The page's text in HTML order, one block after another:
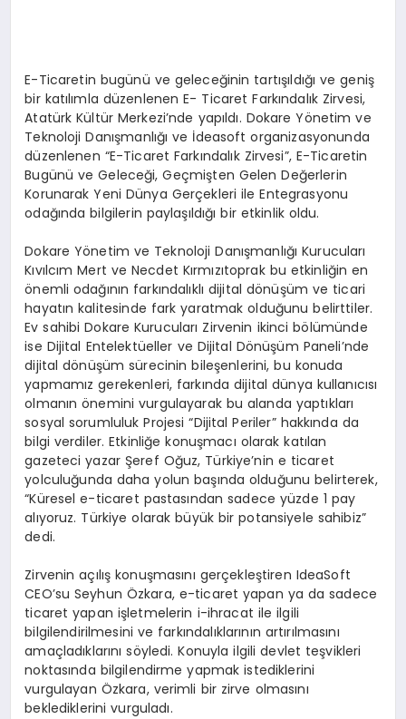
E-Ticaretin bugünü ve geleceğinin tartışıldığı ve geniş
bir katılımla düzenlenen E- Ticaret Farkındalık Zirvesi,
Atatürk Kültür Merkezi’nde yapıldı. Dokare Yönetim ve
Teknoloji Danışmanlığı ve İdeasoft organizasyonunda
düzenlenen “E-Ticaret Farkındalık Zirvesi”, E-Ticaretin
Bugünü ve Geleceği, Geçmişten Gelen Değerlerin
Korunarak Yeni Dünya Gerçekleri ile Entegrasyonu
odağında bilgilerin paylaşıldığı bir etkinlik oldu.
Dokare Yönetim ve Teknoloji Danışmanlığı Kurucuları
Kıvılcım Mert ve Necdet Kırmızıtoprak bu etkinliğin en
önemli odağının farkındalıklı dijital dönüşüm ve ticari
hayatın kalitesinde fark yaratmak olduğunu belirttiler.
Ev sahibi Dokare Kurucuları Zirvenin ikinci bölümünde
ise Dijital Entelektüeller ve Dijital Dönüşüm Paneli’nde
dijital dönüşüm sürecinin bileşenlerini, bu konuda
yapmamız gerekenleri, farkında dijital dünya kullanıcısı
olmanın önemini vurgulayarak bu alanda yaptıkları
sosyal sorumluluk Projesi “Dijital Periler” hakkında da
bilgi verdiler. Etkinliğe konuşmacı olarak katılan
gazeteci yazar Şeref Oğuz, Türkiye’nin e ticaret
yolculuğunda daha yolun başında olduğunu belirterek,
“Küresel e-ticaret pastasından sadece yüzde 1 pay
alıyoruz. Türkiye olarak büyük bir potansiyele sahibiz”
dedi.
Zirvenin açılış konuşmasını gerçekleştiren IdeaSoft
CEO’su Seyhun Özkara, e-ticaret yapan ya da sadece
ticaret yapan işletmelerin i-ihracat ile ilgili
bilgilendirilmesini ve farkındalıklarının artırılmasını
amaçladıklarını söyledi. Konuyla ilgili devlet teşvikleri
noktasında bilgilendirme yapmak istediklerini
vurgulayan Özkara, verimli bir zirve olmasını
beklediklerini vurguladı.